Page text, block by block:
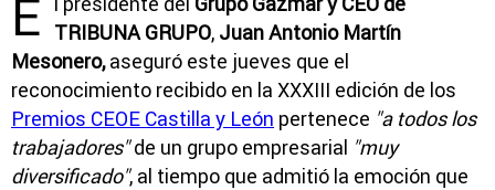
E
TRIBUNA GRUPO, Juan Antonio Martín
Mesonero,aseguró este jueves que el
reconocimiento recibido en la XXXIII edición de los
Premios CEOE Castilla y León pertenece "a todos los
trabajadores"de un grupo empresarial "muy
diversificado", al tiempo que admitió la emoción que